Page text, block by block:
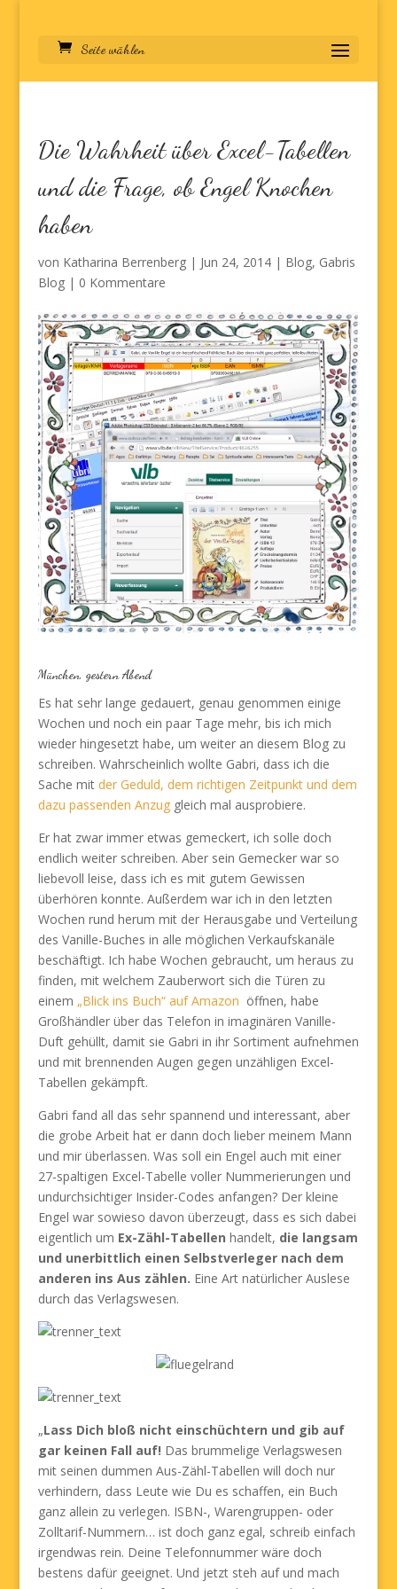
Seite wählen
Die Wahrheit über Excel-Tabellen
und die Frage, ob Engel Knochen
haben
von Katharina Berrenberg| Jun 24, 2014| Blog, Gabris
Blog| 0 Kommentare
München, gestern Abend
Es hat sehr lange gedauert, genau genommen einige
Wochen und noch ein paar Tage mehr, bis ich mich
wieder hingesetzt habe, um weiter an diesem Blog zu
schreiben. Wahrscheinlich wollte Gabri, dass ich die
Sache mit der Geduld, dem richtigen Zeitpunkt und dem
dazu passenden Anzuggleich mal ausprobiere.
Er hat zwar immer etwas gemeckert, ich solle doch
endlich weiter schreiben. Aber sein Gemecker war so
liebevoll leise, dass ich es mit gutem Gewissen
überhören konnte. Außerdem war ich in den letzten
Wochen rund herum mit der Herausgabe und Verteilung
des Vanille-Buches in alle möglichen Verkaufskanäle
beschäftigt. Ich habe Wochen gebraucht, um heraus zu
finden, mit welchem Zauberwort sich die Türen zu
einem „Blick ins Buch“ auf Amazon öffnen, habe
Großhändler über das Telefon in imaginären Vanille-
Duft gehüllt, damit sie Gabri in ihr Sortiment aufnehmen
und mit brennenden Augen gegen unzähligen Excel-
Tabellen gekämpft.
Gabri fand all das sehr spannend und interessant, aber
die grobe Arbeit hat er dann doch lieber meinem Mann
und mir überlassen. Was soll ein Engel auch mit einer
27-spaltigen Excel-Tabelle voller Nummerierungen und
undurchsichtiger Insider-Codes anfangen? Der kleine
Engel war sowieso davon überzeugt, dass es sich dabei
eigentlich um Ex-Zähl-Tabellen handelt, die langsam
und unerbittlich einen Selbstverleger nach dem
anderen ins Aus zählen. Eine Art natürlicher Auslese
durch das Verlagswesen.
„Lass Dich bloß nicht einschüchtern und gib auf
gar keinen Fall auf! Das brummelige Verlagswesen
mit seinen dummen Aus-Zähl-Tabellen will doch nur
verhindern, dass Leute wie Du es schaffen, ein Buch
ganz allein zu verlegen. ISBN-, Warengruppen- oder
Zolltarif-Nummern… ist doch ganz egal, schreib einfach
irgendwas rein. Deine Telefonnummer wäre doch
bestens dafür geeignet. Und jetzt steh auf und mach